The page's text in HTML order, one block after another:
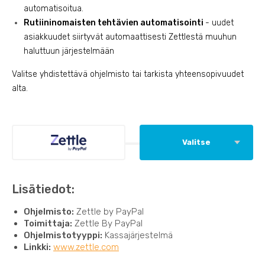
automatisoitua.
Rutiininomaisten tehtävien automatisointi - uudet
asiakkuudet siirtyvät automaattisesti Zettlestä muuhun
haluttuun järjestelmään
Valitse yhdistettävä ohjelmisto tai tarkista yhteensopivuudet
alta.
Valitse
Lisätiedot:
Ohjelmisto: Zettle by PayPal
Toimittaja: Zettle By PayPal
Ohjelmistotyyppi: Kassajärjestelmä
Linkki: www.zettle.com